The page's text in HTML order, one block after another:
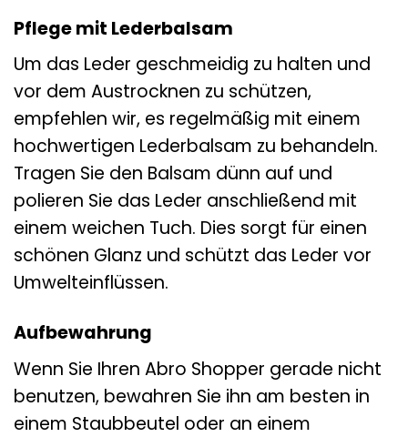
Pflege mit Lederbalsam
Um das Leder geschmeidig zu halten und
vor dem Austrocknen zu schützen,
empfehlen wir, es regelmäßig mit einem
hochwertigen Lederbalsam zu behandeln.
Tragen Sie den Balsam dünn auf und
polieren Sie das Leder anschließend mit
einem weichen Tuch. Dies sorgt für einen
schönen Glanz und schützt das Leder vor
Umwelteinflüssen.
Aufbewahrung
Wenn Sie Ihren Abro Shopper gerade nicht
benutzen, bewahren Sie ihn am besten in
einem Staubbeutel oder an einem